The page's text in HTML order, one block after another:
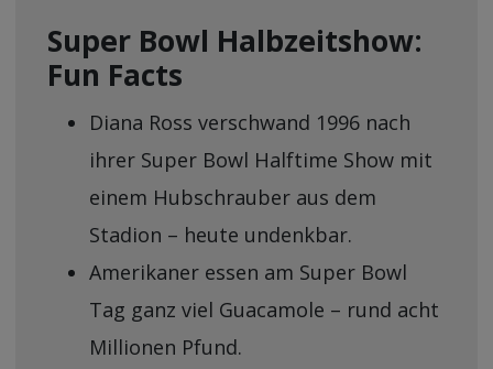
Super Bowl Halbzeitshow:
Fun Facts
Diana Ross verschwand 1996 nach
ihrer Super Bowl Halftime Show mit
einem Hubschrauber aus dem
Stadion – heute undenkbar.
Amerikaner essen am Super Bowl
Tag ganz viel Guacamole – rund acht
Millionen Pfund.